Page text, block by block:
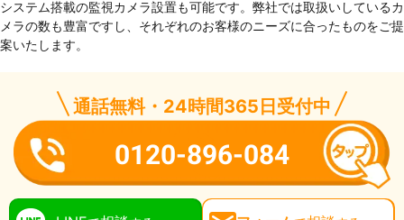
システム搭載の監視カメラ設置も可能です。弊社では取扱いしているカ
メラの数も豊富ですし、それぞれのお客様のニーズに合ったものをご提
案いたします。
通話無料・24時間365日受付中
0120-896-084